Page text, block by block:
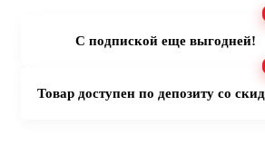
С подпиской еще выгодней!
Товар доступен по депозиту со